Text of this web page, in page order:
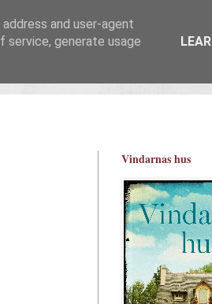
Vindarnas hus
and user-agent
service, generate usage